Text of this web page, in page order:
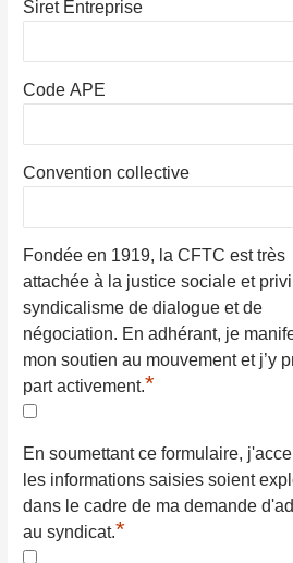
Siret Entreprise
Code APE
Convention collective
Fondée en 1919, la CFTC est très
attachée à la justice sociale et
syndicalisme de dialogue et de
négociation. En adhérant, je
mon soutien au mouvement et j’y
part activement.*
En soumettant ce formulaire,
les informations saisies soient
dans le cadre de ma demande
au syndicat.*